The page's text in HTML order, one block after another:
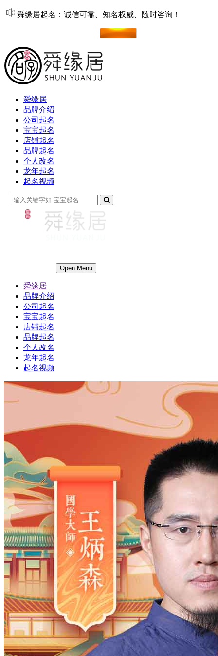
舜缘居起名：诚信可靠、知名权威、随时咨询！
舜缘居
品牌介绍
公司起名
宝宝起名
店铺起名
品牌起名
个人改名
龙年起名
起名视频
Open Menu
舜缘居
品牌介绍
公司起名
宝宝起名
店铺起名
品牌起名
个人改名
龙年起名
起名视频